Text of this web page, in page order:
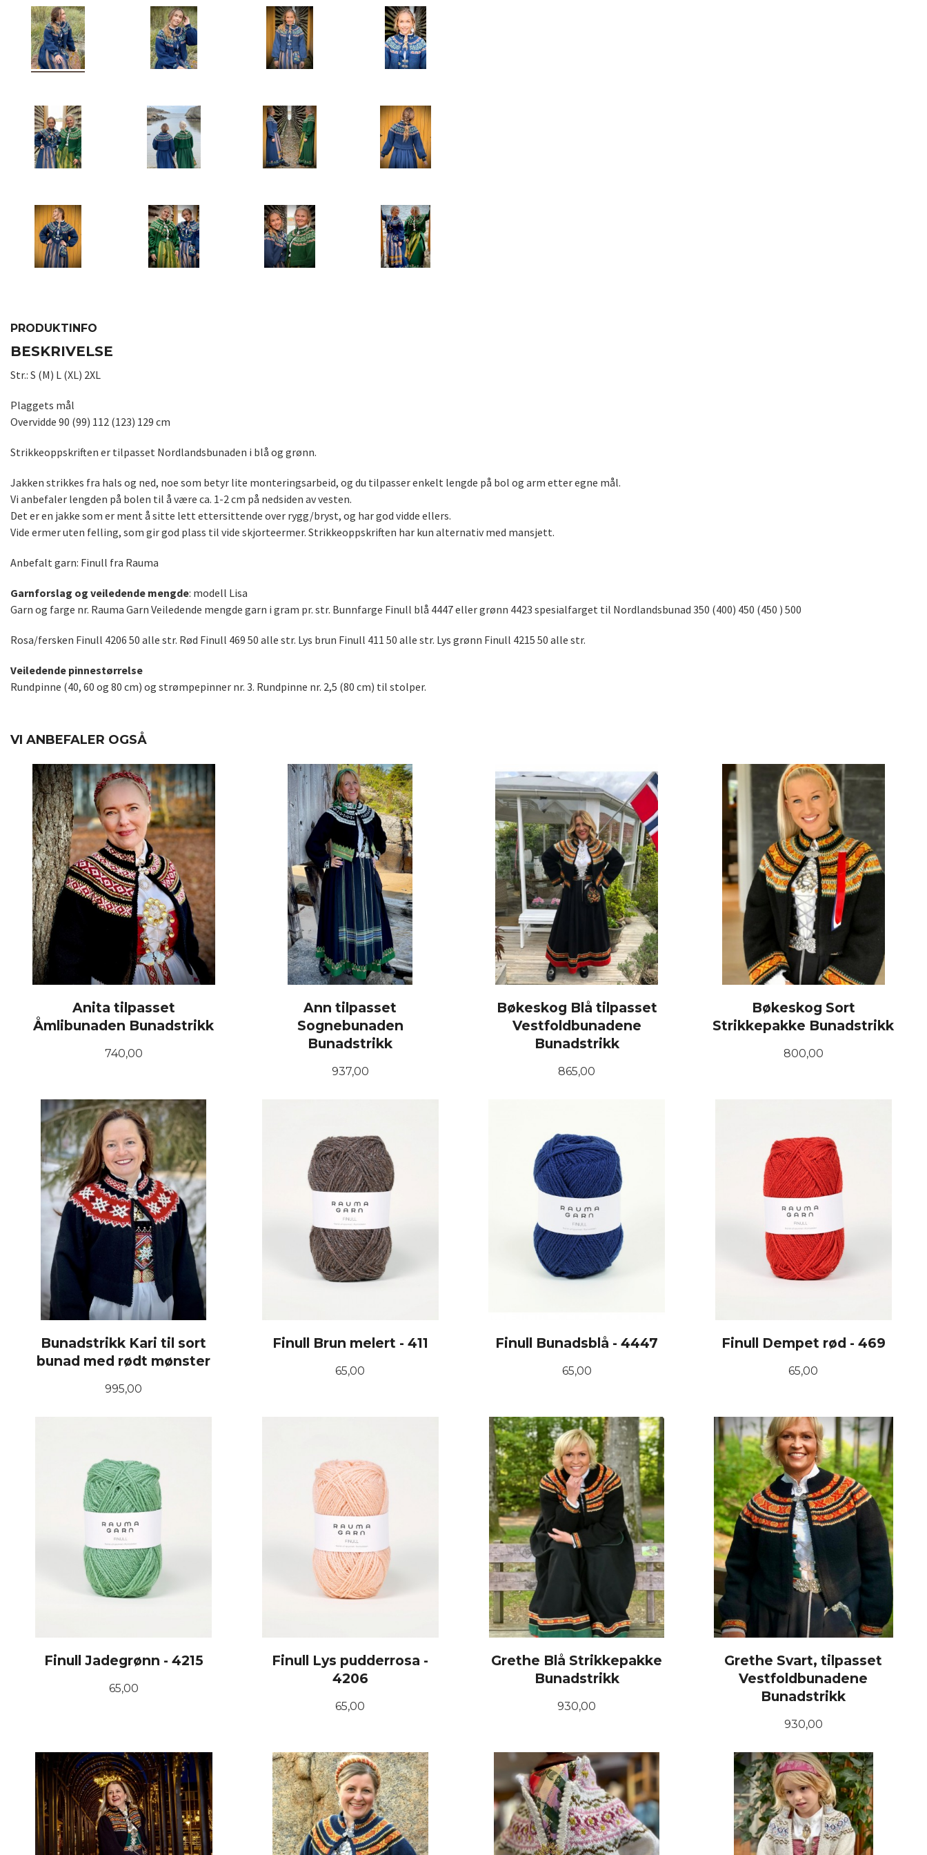
PRODUKTINFO
BESKRIVELSE
Str.: S (M) L (XL) 2XL
Plaggets mål
Overvidde 90 (99) 112 (123) 129 cm
Strikkeoppskriften er tilpasset Nordlandsbunaden i blå og grønn.
Jakken strikkes fra hals og ned, noe som betyr lite monteringsarbeid, og du tilpasser enkelt lengde på bol og arm etter egne mål.
Vi anbefaler lengden på bolen til å være ca. 1-2 cm på nedsiden av vesten.
Det er en jakke som er ment å sitte lett ettersittende over rygg/bryst, og har god vidde ellers.
Vide ermer uten felling, som gir god plass til vide skjorteermer. Strikkeoppskriften har kun alternativ med mansjett.
Anbefalt garn: Finull fra Rauma
Garnforslag og veiledende mengde: modell Lisa
Garn og farge nr. Rauma Garn Veiledende mengde garn i gram pr. str. Bunnfarge Finull blå 4447 eller grønn 4423 spesialfarget til Nordlandsbunad 350 (400) 450 (450 ) 500
Rosa/fersken Finull 4206 50 alle str. Rød Finull 469 50 alle str. Lys brun Finull 411 50 alle str. Lys grønn Finull 4215 50 alle str.
Veiledende pinnestørrelse
Rundpinne (40, 60 og 80 cm) og strømpepinner nr. 3. Rundpinne nr. 2,5 (80 cm) til stolper.
VI ANBEFALER OGSÅ
Anita tilpasset
Åmlibunaden Bunadstrikk
Pris
740,00
LES MER
Ann tilpasset
Sognebunaden
Bunadstrikk
Pris
937,00
Bøkeskog Blå tilpasset
Vestfoldbunadene
Bunadstrikk
Pris
865,00
Bøkeskog Sort
Strikkepakke Bunadstrikk
Pris
800,00
Bunadstrikk Kari til sort
bunad med rødt mønster
Pris
995,00
Finull Brun melert - 411
Pris
65,00
Finull Bunadsblå - 4447
Pris
65,00
KJØP
Finull Dempet rød - 469
Pris
65,00
KJØP
Finull Jadegrønn - 4215
Pris
65,00
KJØP
Finull Lys pudderrosa -
4206
Pris
65,00
KJØP
Grethe Blå Strikkepakke
Bunadstrikk
Pris
930,00
LES MER
Grethe Svart, tilpasset
Vestfoldbunadene
Bunadstrikk
Pris
930,00
LES MER